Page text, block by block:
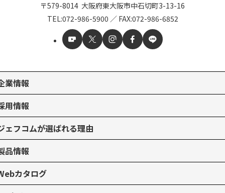
〒579-8014 大阪府東大阪市中石切町3-13-16
TEL:072-986-5900 ／ FAX:072-986-6852
業情報
用情報
ェフコムが選ばれる理由
品情報
カタログ